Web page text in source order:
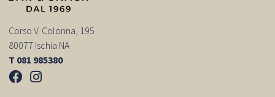
Corso V. Colonna, 195
80077 Ischia NA
T 081 985380